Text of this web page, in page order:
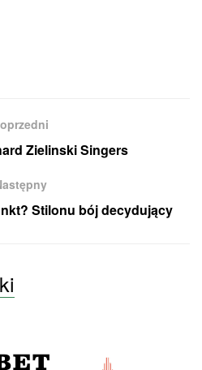
Zielinski Singers
Stilonu bój decydujący